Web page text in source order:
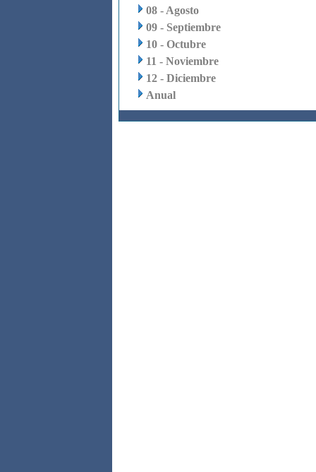
08 - Agosto
09 - Septiembre
10 - Octubre
11 - Noviembre
12 - Diciembre
Anual